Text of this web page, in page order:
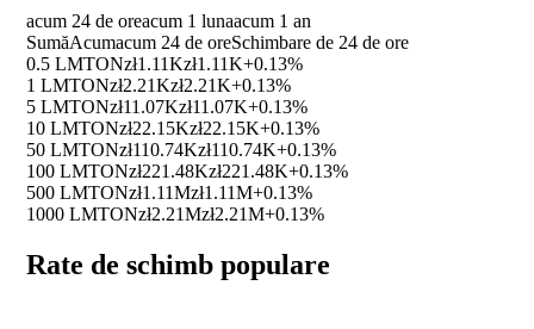
acum 24 de oreacum 1 lunaacum 1 an
SumăAcumacum 24 de oreSchimbare de 24 de ore
0.5 LMTONzł1.11Kzł1.11K+0.13%
1 LMTONzł2.21Kzł2.21K+0.13%
5 LMTONzł11.07Kzł11.07K+0.13%
10 LMTONzł22.15Kzł22.15K+0.13%
50 LMTONzł110.74Kzł110.74K+0.13%
100 LMTONzł221.48Kzł221.48K+0.13%
500 LMTONzł1.11Mzł1.11M+0.13%
1000 LMTONzł2.21Mzł2.21M+0.13%
Rate de schimb populare